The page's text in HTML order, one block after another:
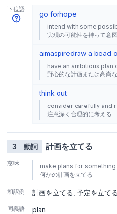
下位語
go forhope
intend with some
実現の可能性を持って意
aimaspiredraw a bead
have an ambitious plan
野心的な計画または高尚
think out
consider carefully and
注意深く合理的に考える
3 動詞 計画を立てる
意味
make plans for something
何かの計画を立てる
和訳例 計画を立てる 予定を立てる
同義語 plan